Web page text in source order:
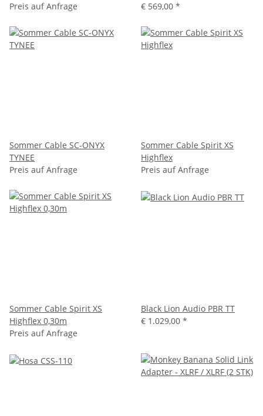
Preis auf Anfrage
€ 569,00 *
Sommer Cable SC-ONYX
TYNEE
Preis auf Anfrage
Sommer Cable Spirit XS
Highflex
Preis auf Anfrage
Sommer Cable Spirit XS
Highflex 0,30m
Preis auf Anfrage
Black Lion Audio PBR TT
€ 1.029,00 *